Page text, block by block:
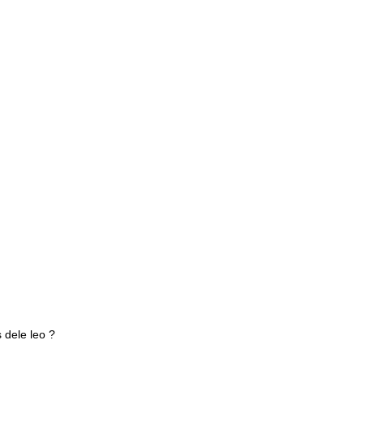
dele leo ?